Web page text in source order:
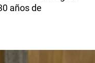
años de